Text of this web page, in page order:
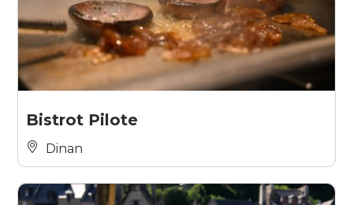
Bistrot Pilote
Dinan